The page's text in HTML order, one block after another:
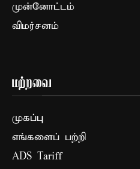
முன்னோட்டம்
விமர்சனம்
மற்றவை
முகப்பு
எங்களைப் பற்றி
ADS Tariff